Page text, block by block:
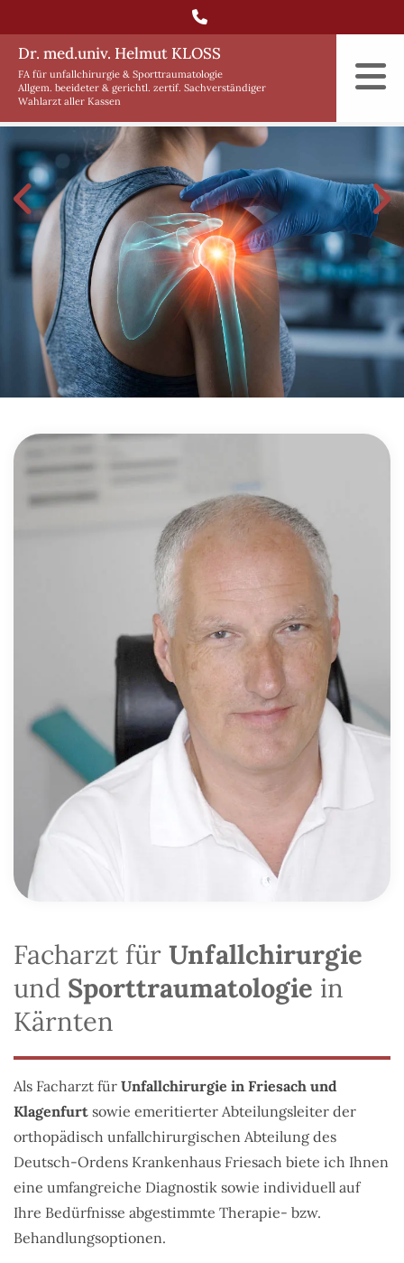

Dr. med.univ. Helmut KLOSS
FA für unfallchirurgie & Sporttraumatologie
Allgem. beeideter & gerichtl. zertif. Sachverständiger
Wahlarzt aller Kassen
Facharzt für Unfallchirurgie
und Sporttraumatologie in
Kärnten
Als Facharzt für Unfallchirurgie in Friesach und
Klagenfurt sowie emeritierter Abteilungsleiter der
orthopädisch unfallchirurgischen Abteilung des
Deutsch-Ordens Krankenhaus Friesach biete ich Ihnen
eine umfangreiche Diagnostik sowie individuell auf
Ihre Bedürfnisse abgestimmte Therapie- bzw.
Behandlungsoptionen.